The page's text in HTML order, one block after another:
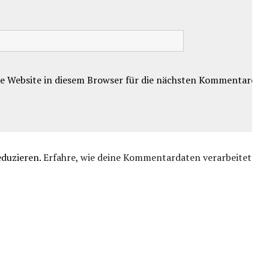
in diesem Browser für die nächsten Kommentare.
Erfahre, wie deine Kommentardaten verarbeitet